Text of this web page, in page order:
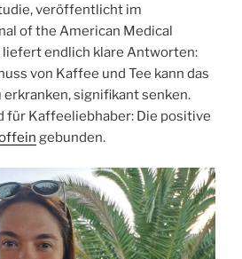
veröffentlicht im
of the American Medical
liefert endlich klare Antworten:
von Kaffee und Tee kann das
erkranken, signifikant senken.
für Kaffeeliebhaber: Die positive
gebunden.